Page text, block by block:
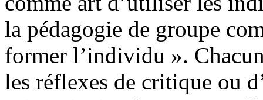
la pédagogie de groupe
former l’individu ».
les réflexes de critique ou